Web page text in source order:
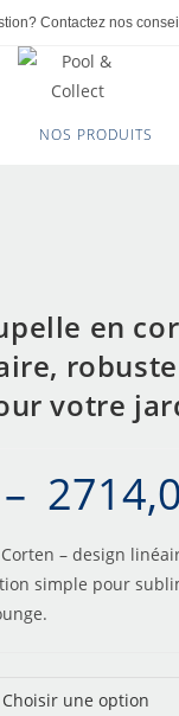
Contactez nos
NOS PRODUITS
en
votre
–
– design
simple pour